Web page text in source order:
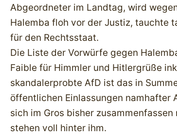
Abgeordneter im Landtag, wird
Halemba floh vor der Justiz, tauchte
für den Rechtsstaat.
Die Liste der Vorwürfe gegen
Faible für Himmler und Hitlergrüße
skandalerprobte AfD ist das in
öffentlichen Einlassungen namhafter
sich im Gros bisher
stehen voll hinter ihm.